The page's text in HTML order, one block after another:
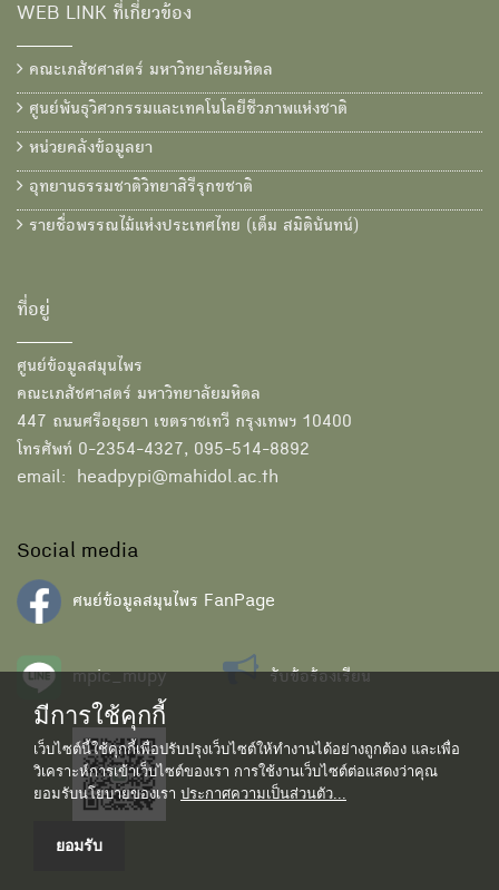
WEB LINK ที่เกี่ยวข้อง
คณะเภสัชศาสตร์ มหาวิทยาลัยมหิดล
ศูนย์พันธุวิศวกรรมและเทคโนโลยีชีวภาพแห่งชาติ
หน่วยคลังข้อมูลยา
อุทยานธรรมชาติวิทยาสิรีรุกขชาติ
รายชื่อพรรณไม้แห่งประเทศไทย (เต็ม สมิตินันทน์)
ที่อยู่
ศูนย์ข้อมูลสมุนไพร
คณะเภสัชศาสตร์ มหาวิทยาลัยมหิดล
447 ถนนศรีอยุธยา เขตราชเทวี กรุงเทพฯ 10400
โทรศัพท์ 0-2354-4327, 095-514-8892
email: headpypi@mahidol.ac.th
Social media
ศนย์ข้อมูลสมุนไพร FanPage
mpic_mupy รับข้อร้องเรียน
มีการใช้คุกกี้
เว็บไซต์นี้ใช้คุกกี้เพื่อปรับปรุงเว็บไซต์ให้ทำงานได้อย่างถูกต้อง และเพื่อ
วิเคราะห์การเข้าเว็บไซต์ของเรา การใช้งานเว็บไซต์ต่อแสดงว่าคุณ
ยอมรับนโยบายของเรา ประกาศความเป็นส่วนตัว...
ยอมรับ